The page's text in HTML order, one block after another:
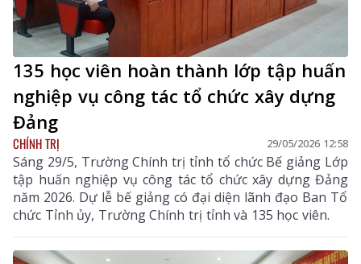
135 học viên hoàn thành lớp tập huấn
nghiệp vụ công tác tổ chức xây dựng
Đảng
CHÍNH TRỊ 29/05/2026 12:58
Sáng 29/5, Trường Chính trị tỉnh tổ chức Bế giảng Lớp
tập huấn nghiệp vụ công tác tổ chức xây dựng Đảng
năm 2026. Dự lễ bế giảng có đại diện lãnh đạo Ban Tổ
chức Tỉnh ủy, Trường Chính trị tỉnh và 135 học viên.